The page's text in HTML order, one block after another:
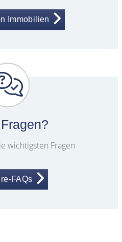
Immobilien
wichtigsten Fragen
FAQs